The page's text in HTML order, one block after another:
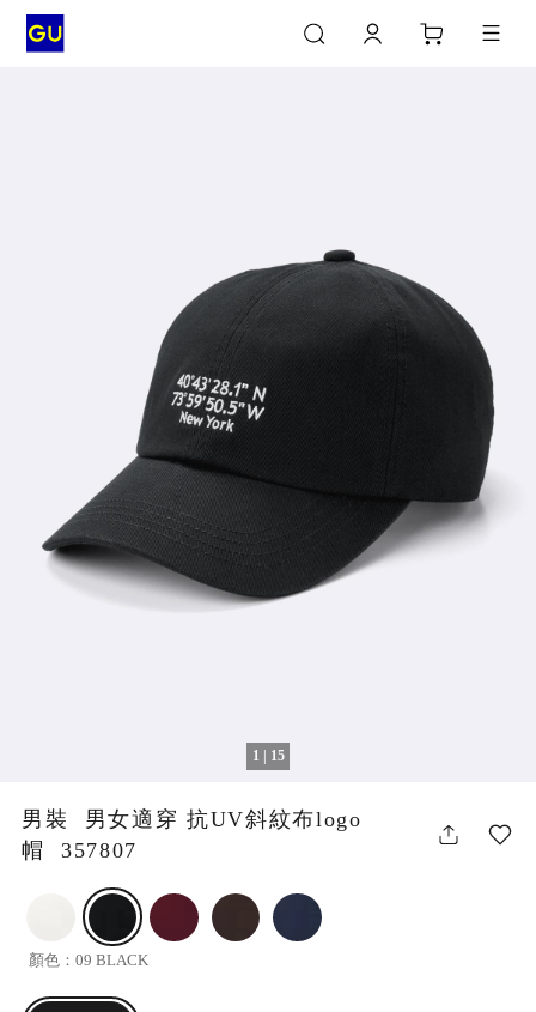
1 | 15
男裝 男女適穿 抗UV斜紋布logo
帽 357807
顏色： 09 BLACK